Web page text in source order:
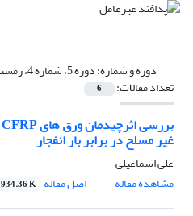
دوره و شماره:دوره 5، شماره 4، زمستان 1393 (383)
تعداد مقالات: 6
غیر مسلح در برابر بار انفجار
علی اسماعیلی
مشاهده مقاله
اصل مقاله 934.36 K